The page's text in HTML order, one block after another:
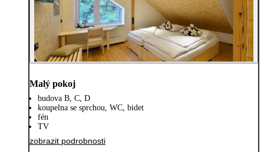
Malý pokoj
budova B, C, D
koupelna se sprchou, WC, bidet
fén
TV
zobrazit podrobnosti